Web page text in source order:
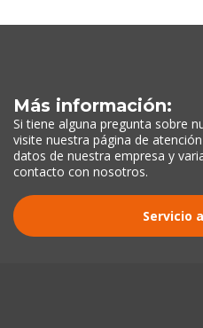
Más información:
Si tiene alguna pregunta sobre
visite nuestra página de
datos de nuestra empresa y
contacto con nosotros.
Servicio